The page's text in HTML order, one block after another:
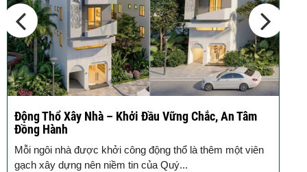
Ký hợp đồng cải tạo – “Thay áo mới” cho ngôi nhà
cũ
Bước đầu cho hành trình nâng tầm không gian sống - Ký
kết hợp đồng cải tạo nhà ở, xây...